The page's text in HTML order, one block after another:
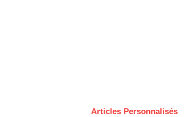
Articles Personnalisés